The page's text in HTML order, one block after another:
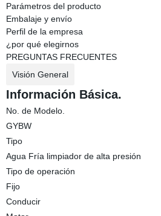
Parámetros del producto
Embalaje y envío
Perfil de la empresa
¿por qué elegirnos
PREGUNTAS FRECUENTES
Visión General
Información Básica.
No. de Modelo.
GYBW
Tipo
Agua Fría limpiador de alta presión
Tipo de operación
Fijo
Conducir